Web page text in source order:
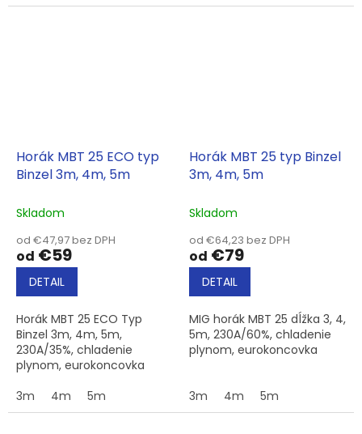
Horák MBT 25 ECO typ
Binzel 3m, 4m, 5m
Skladom
od €47,97 bez DPH
od €59
DETAIL
Horák MBT 25 ECO Typ
Binzel 3m, 4m, 5m,
230A/35%, chladenie
plynom, eurokoncovka
3m
4m 5m
Horák MBT 25 typ Binzel
3m, 4m, 5m
Skladom
od €64,23 bez DPH
od €79
DETAIL
MIG horák MBT 25 dĺžka 3, 4,
5m, 230A/60%, chladenie
plynom, eurokoncovka
3m 4m 5m